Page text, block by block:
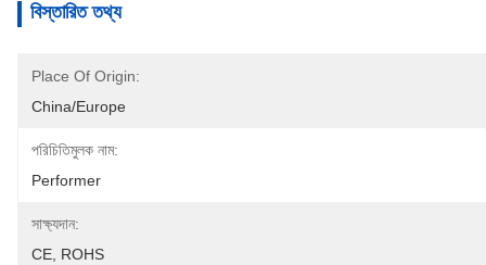
বিস্তারিত তথ্য
Place Of Origin:
China/Europe
পরিচিতিমুলক নাম:
Performer
সাক্ষ্যদান:
CE, ROHS